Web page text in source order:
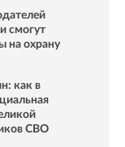
смогут
на охрану
как в
СВО